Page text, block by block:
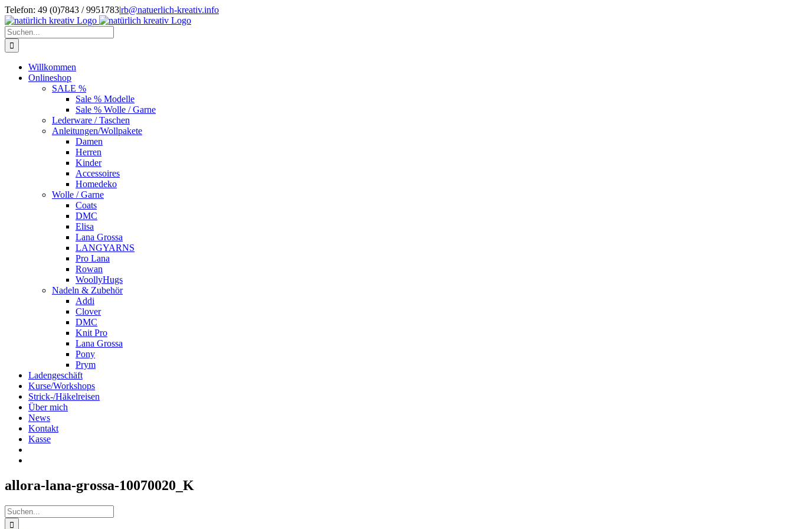
Zum
Inhalt
springen
Telefon: 49 (0)7843 / 9951783|rb@natuerlich-kreativ.info
Suche
nach:
Willkommen
Onlineshop
SALE %
Sale % Modelle
Sale % Wolle / Garne
Lederware / Taschen
Anleitungen/Wollpakete
Damen
Herren
Kinder
Accessoires
Homedeko
Wolle / Garne
Coats
DMC
Elisa
Lana Grossa
LANGYARNS
Pro Lana
Rowan
WoollyHugs
Nadeln & Zubehör
Addi
Clover
DMC
Knit Pro
Lana Grossa
Pony
Prym
Ladengeschäft
Kurse/Workshops
Strick-/Häkelreisen
Über mich
News
Kontakt
Kasse
allora-lana-grossa-10070020_K
Suche
nach: